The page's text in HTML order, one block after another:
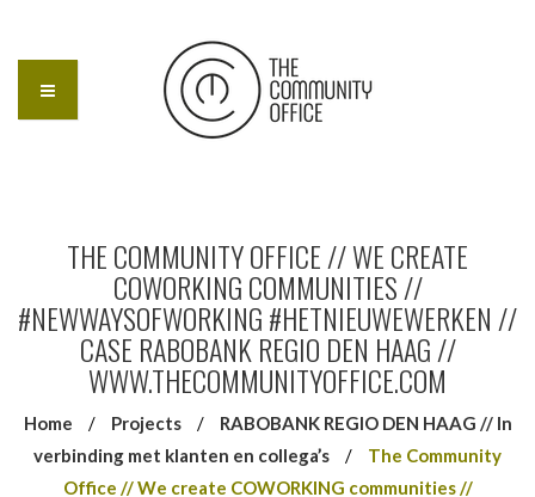
THE COMMUNITY OFFICE // WE CREATE
COWORKING COMMUNITIES //
#NEWWAYSOFWORKING #HETNIEUWEWERKEN //
CASE RABOBANK REGIO DEN HAAG //
WWW.THECOMMUNITYOFFICE.COM
Home / Projects /
RABOBANK REGIO DEN HAAG // In
verbinding met klanten en collega’s
/
The Community
Office // We create COWORKING communities //